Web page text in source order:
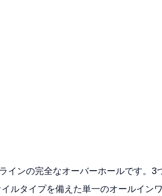
ンの完全なオーバーホールです。3
ルタイプを備えた単一のオールイン